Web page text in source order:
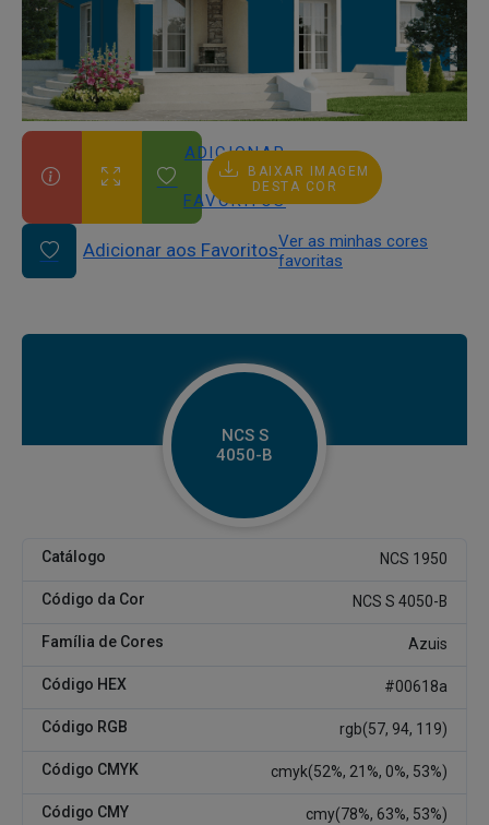
ADICIONAR
AOS
FAVORITOS
BAIXAR IMAGEM
DESTA COR
Adicionar aos FavoritosVer as minhas cores
favoritas
NCS S
4050-B
Catálogo NCS 1950
Código da Cor NCS S 4050-B
Família de Cores Azuis
Código HEX #00618a
Código RGB rgb(57, 94, 119)
Código CMYK cmyk(52%, 21%, 0%, 53%)
Código CMY cmy(78%, 63%, 53%)